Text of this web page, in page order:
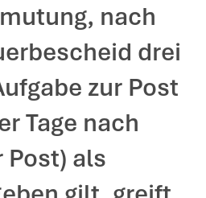
nach
drei
zur Post
Tage nach
Post) als